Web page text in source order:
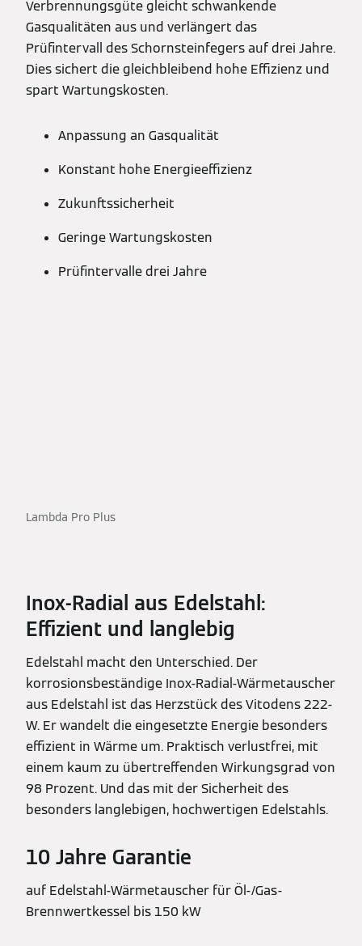
Verbrennungsgüte gleicht schwankende
Gasqualitäten aus und verlängert das
Prüfintervall des Schornsteinfegers auf drei Jahre.
Dies sichert die gleichbleibend hohe Effizienz und
spart Wartungskosten.
Anpassung an Gasqualität
Konstant hohe Energieeffizienz
Zukunftssicherheit
Geringe Wartungskosten
Prüfintervalle drei Jahre
Lambda Pro Plus
Inox-Radial aus Edelstahl:
Effizient und langlebig
Edelstahl macht den Unterschied. Der
korrosionsbeständige Inox-Radial-Wärmetauscher
aus Edelstahl ist das Herzstück des Vitodens 222-
W. Er wandelt die eingesetzte Energie besonders
effizient in Wärme um. Praktisch verlustfrei, mit
einem kaum zu übertreffenden Wirkungsgrad von
98 Prozent. Und das mit der Sicherheit des
besonders langlebigen, hochwertigen Edelstahls.
10 Jahre Garantie
auf Edelstahl-Wärmetauscher für Öl-/Gas-
Brennwertkessel bis 150 kW